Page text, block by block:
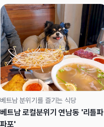
베트남 분위기를 즐기는 식당
베트남 로컬분위기 연남동 '리틀파
파포'